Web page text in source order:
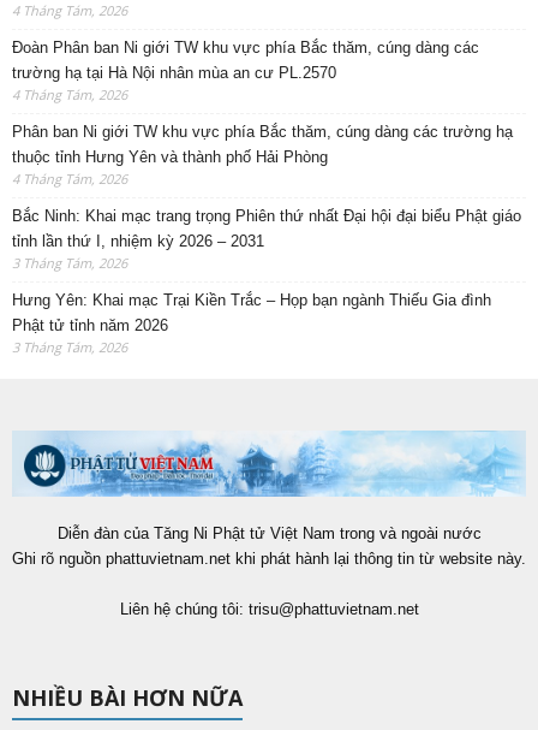
4 Tháng Tám, 2026
Đoàn Phân ban Ni giới TW khu vực phía Bắc thăm, cúng dàng các
trường hạ tại Hà Nội nhân mùa an cư PL.2570
4 Tháng Tám, 2026
Phân ban Ni giới TW khu vực phía Bắc thăm, cúng dàng các trường hạ
thuộc tỉnh Hưng Yên và thành phố Hải Phòng
4 Tháng Tám, 2026
Bắc Ninh: Khai mạc trang trọng Phiên thứ nhất Đại hội đại biểu Phật giáo
tỉnh lần thứ I, nhiệm kỳ 2026 – 2031
3 Tháng Tám, 2026
Hưng Yên: Khai mạc Trại Kiền Trắc – Họp bạn ngành Thiếu Gia đình
Phật tử tỉnh năm 2026
3 Tháng Tám, 2026
Diễn đàn của Tăng Ni Phật tử Việt Nam trong và ngoài nước
Ghi rõ nguồn phattuvietnam.net khi phát hành lại thông tin từ website này.
Liên hệ chúng tôi: trisu@phattuvietnam.net
NHIỀU BÀI HƠN NỮA